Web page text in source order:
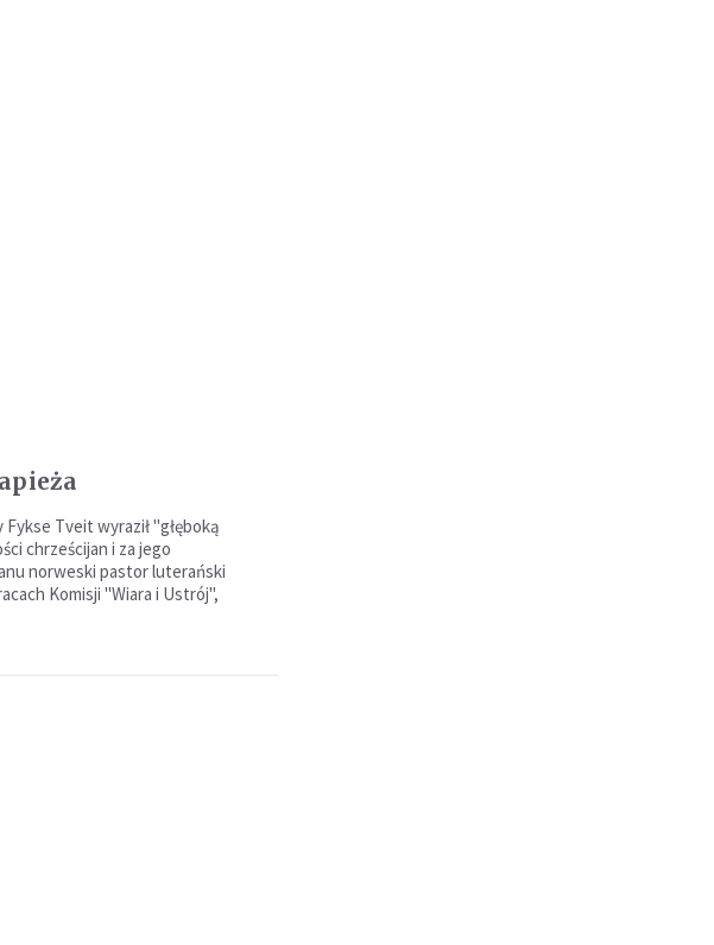
Tveit wyraził "głęboką
chrześcijan i za jego
norweski pastor luterański
Komisji "Wiara i Ustrój",